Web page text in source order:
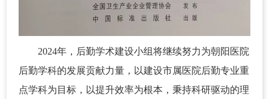
2024年，后勤学术建设小组将继续努力为朝阳医院
后勤学科的发展贡献力量，以建设市属医院后勤专业重
点学科为目标，以提升效率为根本，秉持科研驱动的理